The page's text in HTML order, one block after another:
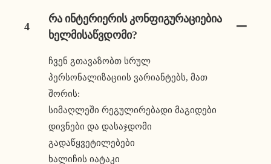
4
Რა Ინტერიერის Კონფიგურაციებია
Ხელმისაწვდომი?
ჩვენ გთავაზობთ სრულ
პერსონალიზაციის ვარიანტებს, მათ
შორის:
სიმაღლეში რეგულირებადი მაგიდები
დივნები და დასაჯდომი
გადაწყვეტილებები
ხალიჩის იატაკი